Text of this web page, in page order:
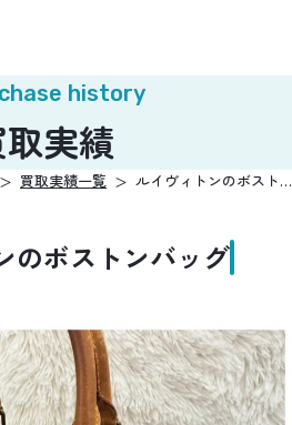
history
取実績
買取実績一覧 ルイヴィトンのボスト…
のボストンバッグ